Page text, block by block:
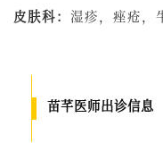
皮肤科： 湿疹，痤疮，
苗芊医师出诊信息